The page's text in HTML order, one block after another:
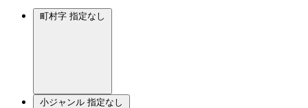
町村字 指定なし
小ジャンル 指定なし